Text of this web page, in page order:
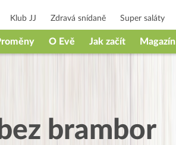
Klub JJ Zdravá snídaně Super saláty
O Evě Jak začít Magazín
brambor